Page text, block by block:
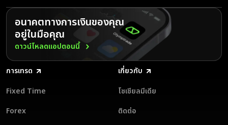
สะดวกสบาย
ในฐานะส่วนหนึ่งของโปรแกรมพันธมิตรที่ให้ผลตอบแทนมากที่สุด พันธมิตร
Olymptrade ได้รับชำระเงินอย่างรวดเร็วและปลอดภัยทุกสัปดาห์ มีตัวเลือก
สำหรับการถอนเงินหลายช่องทาง เช่น การโอนเงินผ่านธนาคาร e-wallet และ
สกุลเงินคริปโต จึงรับค่าคอมมิชชันได้อย่างราบรื่น พันธมิตรสามารถติดตามผล
การดำเนินงานตามเวลาจริงและปรับกลยุทธ์ให้เกิดประสิทธิภาพสูงสุดเพื่อทำ
รายได้สูงสุด เข้าร่วมโปรแกรมพันธมิตรของ Olymptrade วันนี้และเริ่มทำ
รายได้จากทราฟฟิกของคุณ
อนาคตทางการเงินของคุณ
อยู่ในมือคุณ
ดาวน์โหลดแอปตอนนี้
การเทรด
Fixed Time
Forex
เกี่ยวกับ
โซเชียลมีเดีย
ติดต่อ